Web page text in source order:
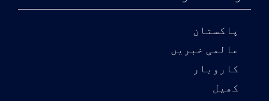
پاکستان
عالمی خبریں
کاروبار
کھیل